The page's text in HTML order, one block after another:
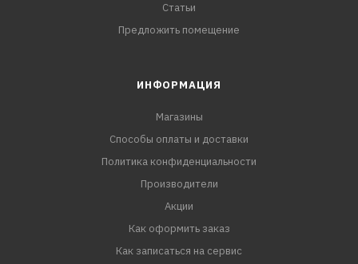
Статьи
Предложить помещение
ИНФОРМАЦИЯ
Магазины
Способы оплаты и доставки
Политика конфиденциальности
Производители
Акции
Как оформить заказ
Как записаться на сервис